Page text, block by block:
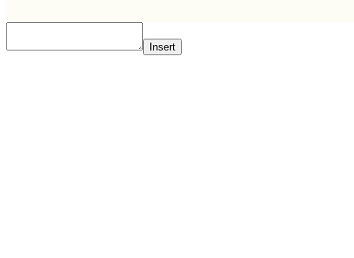
Insert